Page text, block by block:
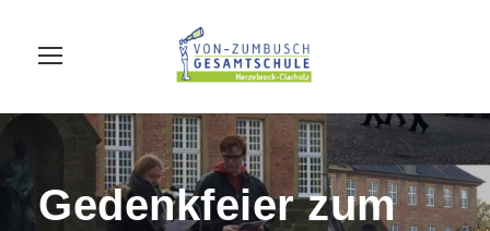
Gedenkfeier zum